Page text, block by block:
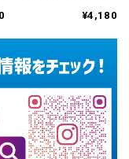
¥4,180